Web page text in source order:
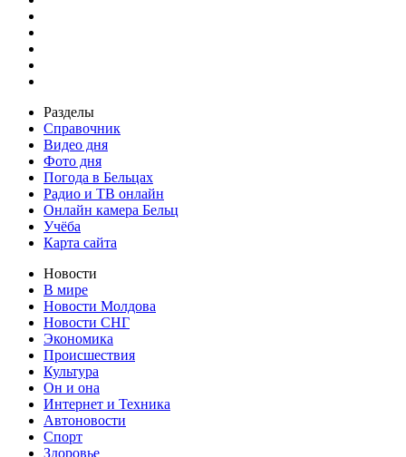
Разделы
Справочник
Видео дня
Фото дня
Погода в Бельцах
Радио и ТВ онлайн
Онлайн камера Бельц
Учёба
Карта сайта
Новости
В мире
Новости Молдова
Новости СНГ
Экономика
Происшествия
Культура
Он и она
Интернет и Техника
Автоновости
Спорт
Здоровье